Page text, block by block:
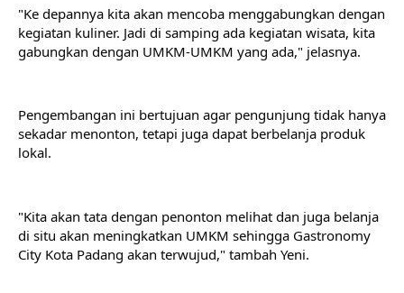
"Ke depannya kita akan mencoba menggabungkan dengan
kegiatan kuliner. Jadi di samping ada kegiatan wisata, kita
gabungkan dengan UMKM-UMKM yang ada," jelasnya.
Pengembangan ini bertujuan agar pengunjung tidak hanya
sekadar menonton, tetapi juga dapat berbelanja produk
lokal.
"Kita akan tata dengan penonton melihat dan juga belanja
di situ akan meningkatkan UMKM sehingga Gastronomy
City Kota Padang akan terwujud," tambah Yeni.